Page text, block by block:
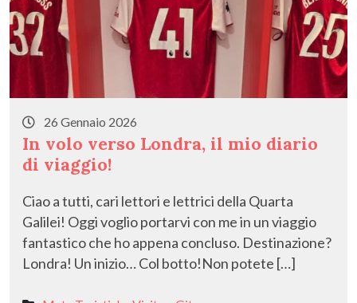
26 Gennaio 2026
In volo verso Londra, il mio diario
di viaggio!
​Ciao a tutti, cari lettori e lettrici della Quarta
Galilei! Oggi voglio portarvi con me in un viaggio
fantastico che ho appena concluso. Destinazione?
Londra! Un inizio… Col botto!​Non potete […]